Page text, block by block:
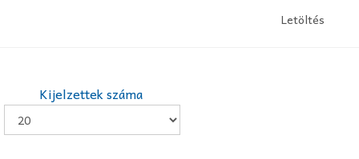
Letöltés
Kijelzettek száma